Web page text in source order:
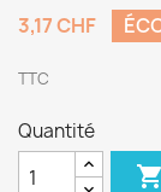
3,17 CHF
TTC
Quantité
